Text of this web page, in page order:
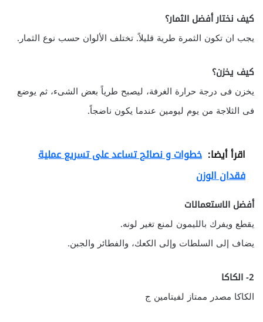
كيف نختار أفضل الثمار؟
يجب ان تكون الثمرة طرية قليلاً. تختلف الألوان حسب نوع الثمار.
كيف يخزن؟
يخزن فى درجة حرارة الغرفة، ليصبح طرياً بعض الشىء، ثم يوضع
فى الثلاجة من يوم ليومين عندما يكون ناضجاً.
اقرأ أيضا: خطوات و نصائح تساعد على تسريع عملية
فقدان الوزن
أفضل الاستعمالات
يقطع ويفرك بالليمون لمنع تغير لونه.
يضاف إلى السلطات وإلى الكعك، والفطائر والجبن.
2- الكاكا
الكاكا مصدر ممتاز لفيتامين ج